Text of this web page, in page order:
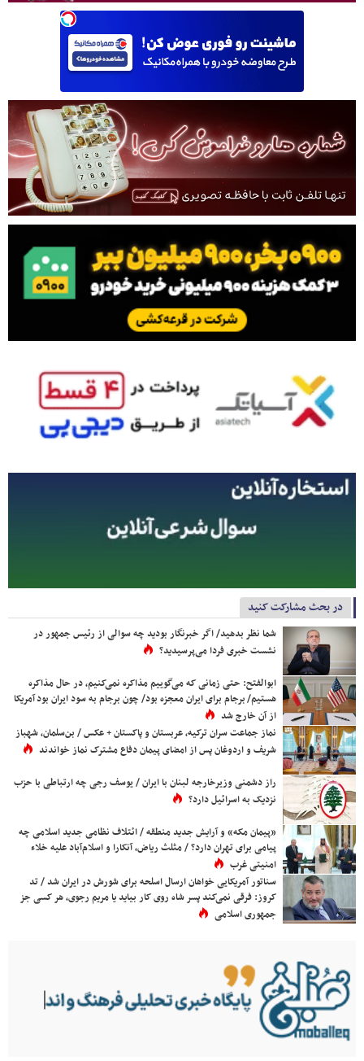
در بحث مشارکت کنید
شما نظر بدهید/ اگر خبرنگار بودید چه سوالی از رئیس جمهور در
نشست خبری فردا می‌پرسیدید؟
ابوالفتح: حتی زمانی که می‌گوییم مذاکره نمی‌کنیم، در حال مذاکره
هستیم/ برجام برای ایران معجزه بود/ چون برجام به سود ایران بود آمریکا
از آن خارج شد
نماز جماعت سران ترکیه، عربستان و پاکستان + عکس / بن‌سلمان، شهباز
شریف و اردوغان پس از امضای پیمان دفاع مشترک نماز خواندند
راز دشمنی وزیرخارجه لبنان با ایران / یوسف رجی چه ارتباطی با حزب
نزدیک به اسرائیل دارد؟
«پیمان مکه» و آرایش جدید منطقه / ائتلاف نظامی جدید اسلامی چه
پیامی برای تهران دارد؟ / مثلث ریاض، آنکارا و اسلام‌آباد علیه خلاء
امنیتی غرب
سناتور آمریکایی خواهان ارسال اسلحه برای شورش در ایران شد / تد
کروز: فرقی نمی‌کند پسر شاه روی کار بیاید یا مریم رجوی، هر کسی جز
جمهوری اسلامی